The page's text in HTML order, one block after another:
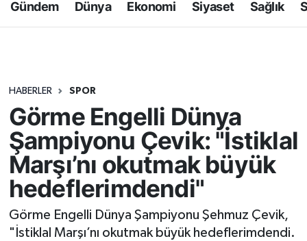
Gündem Dünya Ekonomi Siyaset Sağlık
HABERLER SPOR
Görme Engelli Dünya
Şampiyonu Çevik: "İstiklal
Marşı’nı okutmak büyük
hedeflerimdendi"
Görme Engelli Dünya Şampiyonu Şehmuz Çevik,
"İstiklal Marşı’nı okutmak büyük hedeflerimdendi.
Dünya
Ekonomi
Gündem
Kültür-Sanat
Resmi İlan
Sağlık
Tüm Manşetler
Haber Arşivi